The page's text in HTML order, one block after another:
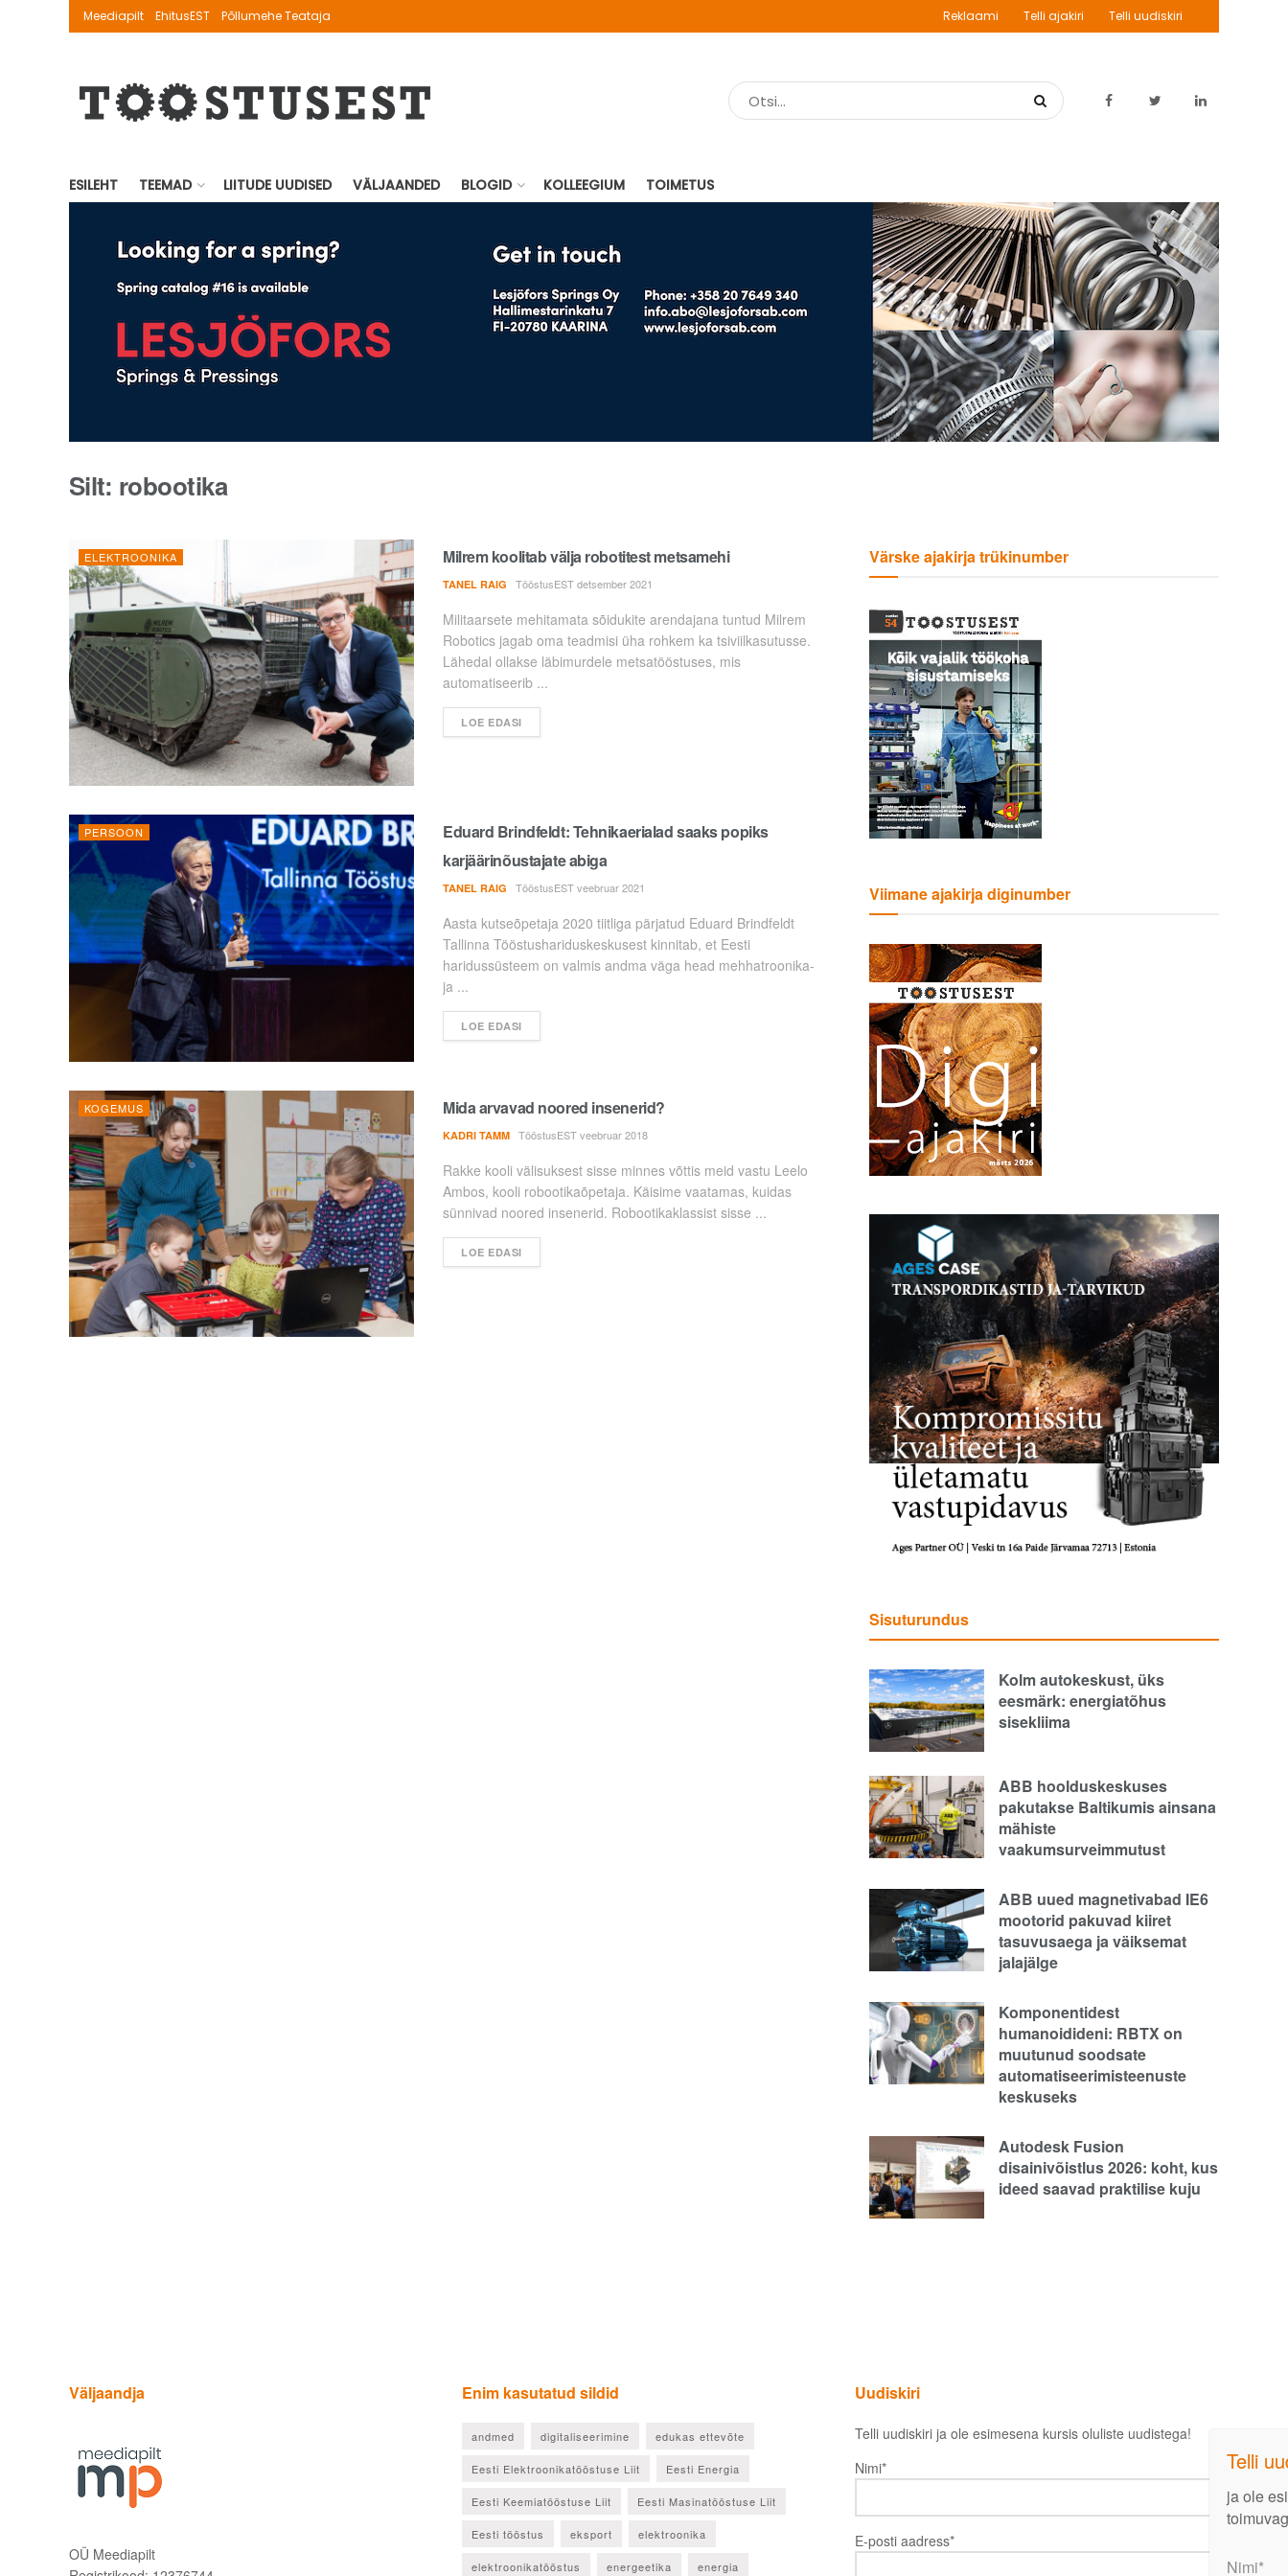
Meediapilt EhitusEST Põllumehe Teataja Reklaami Telli ajakiri Telli uudiskiri
ESILEHT TEEMAD LIITUDE UUDISED VÄLJAANDED BLOGID KOLLEEGIUM TOIMETUS
Silt: robootika
ELEKTROONIKA Milrem koolitab välja robotitest metsamehi
TANEL RAIG TööstusEST detsember 2021
Militaarsete mehitamata sõidukite arendajana tuntud Milrem
Robotics jagab oma teadmisi üha rohkem ka tsiviilkasutusse.
Lähedal ollakse läbimurdele metsatööstuses, mis
automatiseerib ...
LOE EDASI
PERSOON
Eduard Brindfeldt: Tehnikaerialad saaks popiks
karjäärinõustajate abiga
TANEL RAIG TööstusEST veebruar 2021
Aasta kutseõpetaja 2020 tiitliga pärjatud Eduard Brindfeldt
Tallinna Tööstushariduskeskusest kinnitab, et Eesti
haridussüsteem on valmis andma väga head mehhatroonika-
ja ...
LOE EDASI
KOGEMUS Mida arvavad noored insenerid?
KADRI TAMM TööstusEST veebruar 2018
Rakke kooli välisuksest sisse minnes võttis meid vastu Leelo
Ambos, kooli robootikaõpetaja. Käisime vaatamas, kuidas
sünnivad noored insenerid. Robootikaklassist sisse ...
LOE EDASI
Värske ajakirja trükinumber
Viimane ajakirja diginumber
Sisuturundus
Kolm autokeskust, üks
eesmärk: energiatõhus
sisekliima
ABB hoolduskeskuses
pakutakse Baltikumis ainsana
mähiste
vaakumsurveimmutust
ABB uued magnetivabad IE6
mootorid pakuvad kiiret
tasuvusaega ja väiksemat
jalajälge
Komponentidest
humanoidideni: RBTX on
muutunud soodsate
automatiseerimisteenuste
keskuseks
Autodesk Fusion
disainivõistlus 2026: koht, kus
ideed saavad praktilise kuju
Väljaandja
OÜ Meediapilt
Enim kasutatud sildid
andmed digitaliseerimine edukas ettevõte
Eesti Elektroonikatööstuse Liit Eesti Energia
Eesti Keemiatööstuse Liit Eesti Masinatööstuse Liit
Eesti tööstus eksport elektroonika
elektroonikatööstus energeetika energia
Uudiskiri
Telli uudiskiri ja ole esimesena kursis oluliste uudistega!
Nimi*
E-posti aadress*
toimuvaga!